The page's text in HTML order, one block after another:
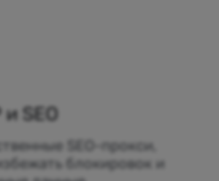
SEO
SEO-прокси,
блокировок и